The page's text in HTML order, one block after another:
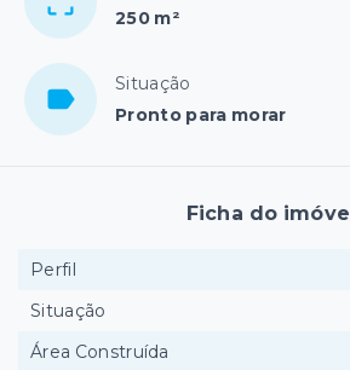
250 m²
Situação
Pronto para morar
Ficha do imóvel
Perfil
Situação
Área Construída